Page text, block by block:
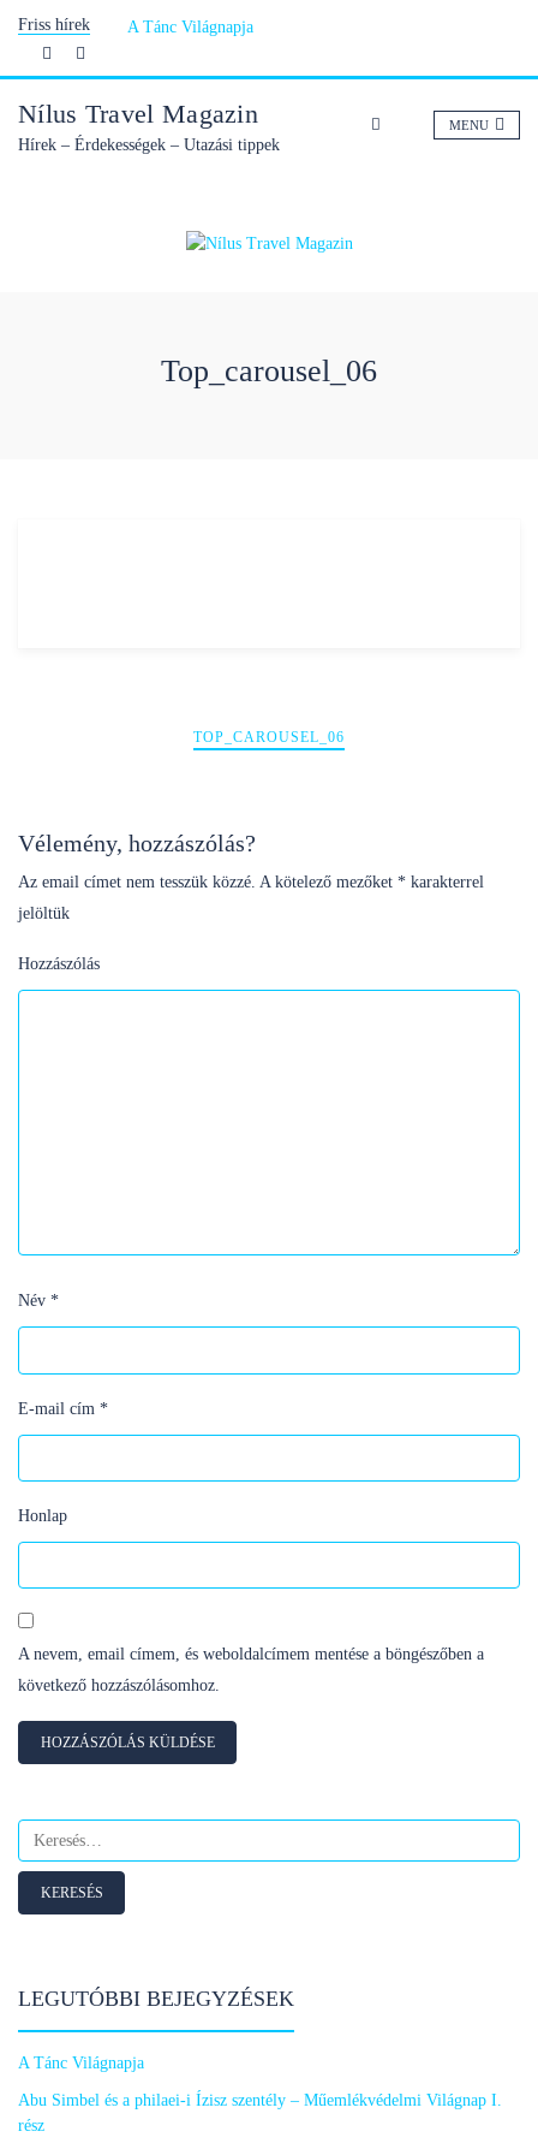
content
Friss hírek A Tánc Világnapja
Nílus Travel Magazin
Hírek – Érdekességek – Utazási tippek
MENU
Top_carousel_06
TOP_CAROUSEL_06
Vélemény, hozzászólás?
Az email címet nem tesszük közzé. A kötelező mezőket * karakterrel
jelöltük
Hozzászólás
Név *
E-mail cím *
Honlap
A nevem, email címem, és weboldalcímem mentése a böngészőben a
következő hozzászólásomhoz.
Keresés:
LEGUTÓBBI BEJEGYZÉSEK
A Tánc Világnapja
Abu Simbel és a philaei-i Ízisz szentély – Műemlékvédelmi Világnap I.
rész